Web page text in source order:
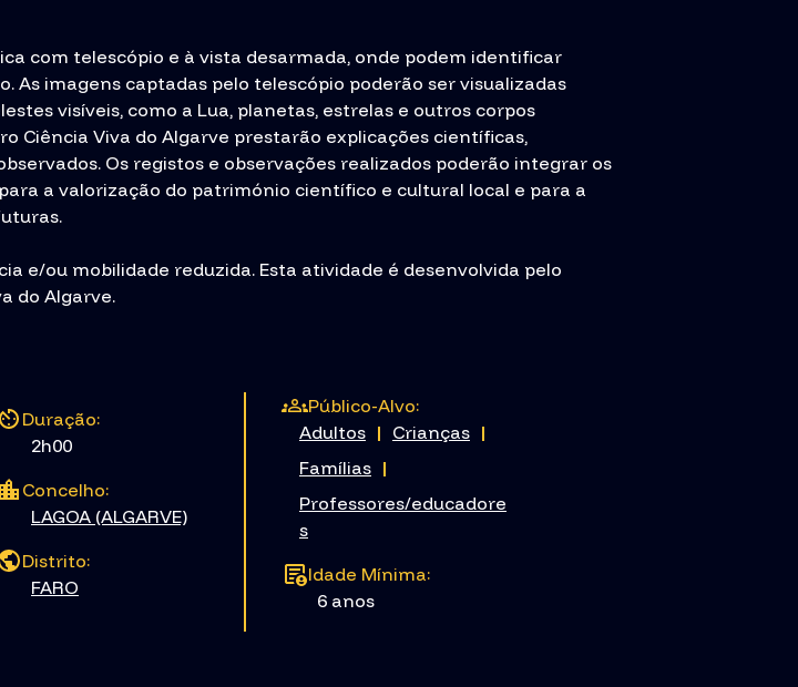
com telescópio e à vista desarmada, onde podem identificar
As imagens captadas pelo telescópio poderão ser visualizadas
visíveis, como a Lua, planetas, estrelas e outros corpos
Ciência Viva do Algarve prestarão explicações científicas,
Os registos e observações realizados poderão integrar os
a valorização do património científico e cultural local e para a
e/ou mobilidade reduzida. Esta atividade é desenvolvida pelo
do Algarve.
Duração:
2h00
Concelho:
LAGOA (ALGARVE)
Distrito:
FARO
Público-Alvo:
Adultos | Crianças |
Famílias |
Professores/educadore
s
Idade Mínima:
6 anos